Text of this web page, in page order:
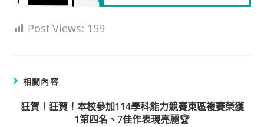
Post Views: 159
相關內容
狂賀！狂賀！本校參加114學科能力競賽東區複賽榮獲
1第四名、7佳作表現亮麗🏆